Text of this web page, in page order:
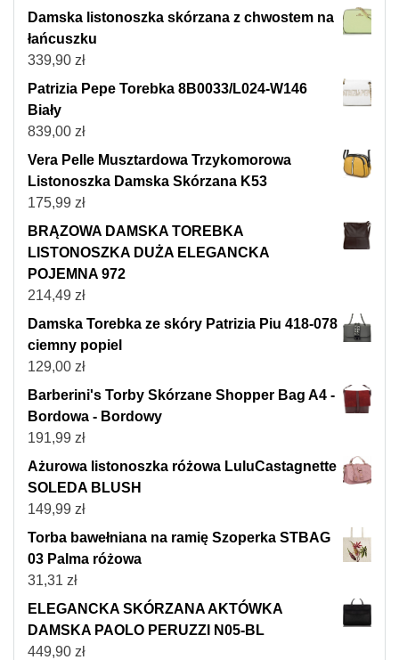
Damska listonoszka skórzana z chwostem na
łańcuszku
339,90 zł
Patrizia Pepe Torebka 8B0033/L024-W146
Biały
839,00 zł
Vera Pelle Musztardowa Trzykomorowa
Listonoszka Damska Skórzana K53
175,99 zł
BRĄZOWA DAMSKA TOREBKA
LISTONOSZKA DUŻA ELEGANCKA
POJEMNA 972
214,49 zł
Damska Torebka ze skóry Patrizia Piu 418-078
ciemny popiel
129,00 zł
Barberini's Torby Skórzane Shopper Bag A4 -
Bordowa - Bordowy
191,99 zł
Ażurowa listonoszka różowa LuluCastagnette
SOLEDA BLUSH
149,99 zł
Torba bawełniana na ramię Szoperka STBAG
03 Palma różowa
31,31 zł
ELEGANCKA SKÓRZANA AKTÓWKA
DAMSKA PAOLO PERUZZI N05-BL
449,90 zł